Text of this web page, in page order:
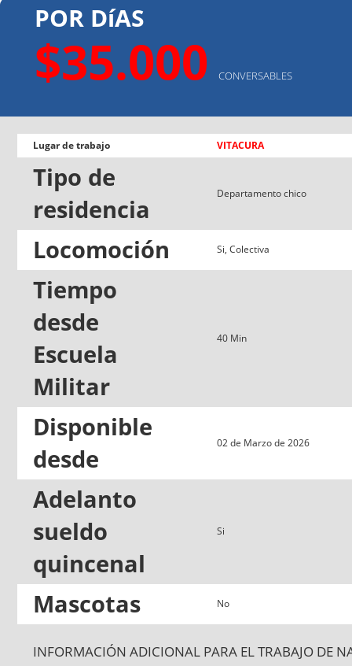
POR DíAS
$35.000 CONVERSABLES
Lugar de trabajo VITACURA
Tipo de
residencia
Departamento chico
Locomoción Si, Colectiva
Tiempo
desde
Escuela
Militar
40 Min
Disponible
desde
02 de Marzo de 2026
Adelanto
sueldo
quincenal
Si
Mascotas No
INFORMACIÓN ADICIONAL PARA EL TRABAJO DE